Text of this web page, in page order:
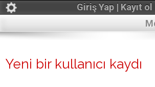
Giriş Yap | Kayıt ol
Yeni bir kullanıcı kaydı